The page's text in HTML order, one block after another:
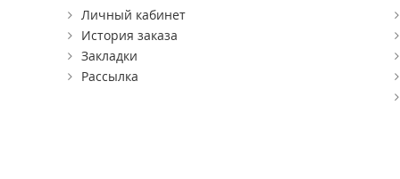
Личный кабинет
История заказа
Закладки
Рассылка